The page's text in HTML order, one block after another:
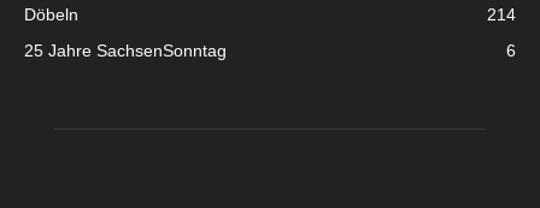
Döbeln
214
25 Jahre SachsenSonntag
6